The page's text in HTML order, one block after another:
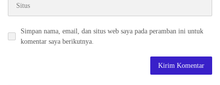
Simpan nama, email, dan situs web saya pada peramban ini untuk
komentar saya berikutnya.